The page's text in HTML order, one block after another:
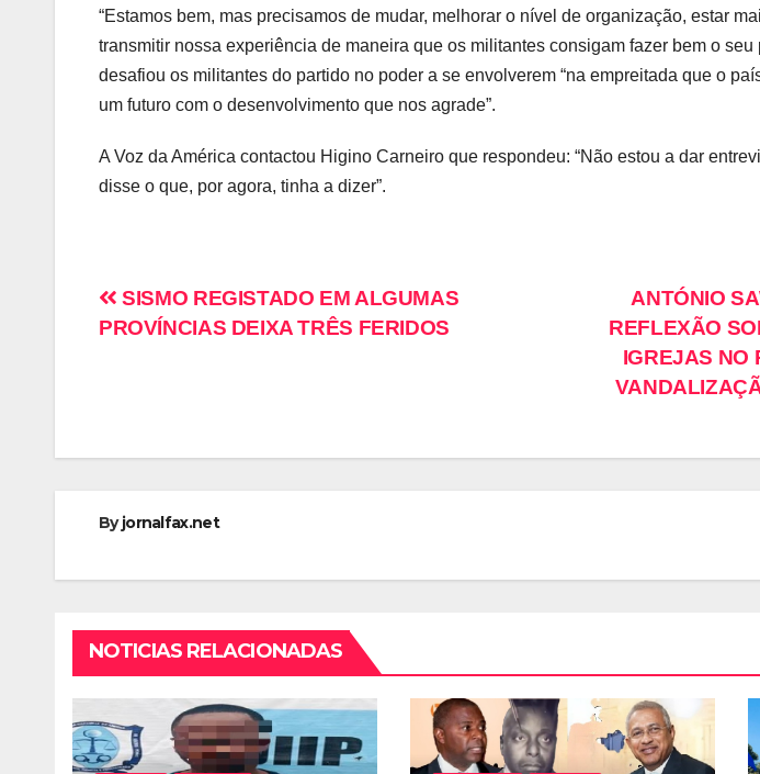
“Estamos bem, mas precisamos de mudar, melhorar o nível de organização, estar
transmitir nossa experiência de maneira que os militantes consigam fazer bem o
desafiou os militantes do partido no poder a se envolverem “na empreitada que o
um futuro com o desenvolvimento que nos agrade”.
A Voz da América contactou Higino Carneiro que respondeu: “Não estou a dar
disse o que, por agora, tinha a dizer”.
ANTÓNIO
REFLEXÃO
IGREJAS NO
SISMO REGISTADO EM ALGUMAS
PROVÍNCIAS DEIXA TRÊS FERIDOS
Byjornalfax.net
NOTICIAS RELACIONADAS